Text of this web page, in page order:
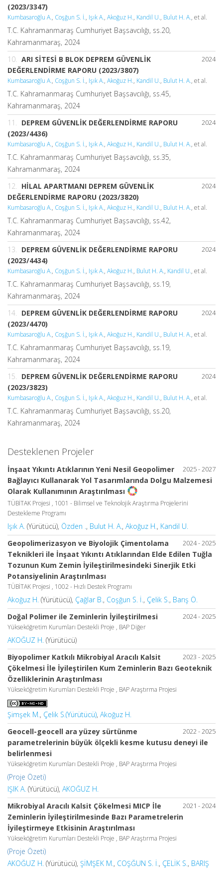
(2023/3347)
Kumbasaroğlu A., Coşğun S. İ., Işık A., Akoğuz H., Kandil U., Bulut H. A., et al.
T.C. Kahramanmaraş Cumhuriyet Başsavcılığı, ss.20,
Kahramanmaraş, 2024
2024
10. ARI SİTESİ B BLOK DEPREM GÜVENLİK
DEĞERLENDİRME RAPORU (2023/3807)
Kumbasaroğlu A., Coşğun S. İ., Işık A., Akoğuz H., Kandil U., Bulut H. A., et al.
T.C. Kahramanmaraş Cumhuriyet Başsavcılığı, ss.45,
Kahramanmaraş, 2024
2024
11. DEPREM GÜVENLİK DEĞERLENDİRME RAPORU
(2023/4436)
Kumbasaroğlu A., Coşğun S. İ., Işık A., Akoğuz H., Kandil U., Bulut H. A., et al.
T.C. Kahramanmaraş Cumhuriyet Başsavcılığı, ss.35,
Kahramanmaraş, 2024
2024
12. HİLAL APARTMANI DEPREM GÜVENLİK
DEĞERLENDİRME RAPORU (2023/3820)
Kumbasaroğlu A., Coşğun S. İ., Işık A., Akoğuz H., Kandil U., Bulut H. A., et al.
T.C. Kahramanmaraş Cumhuriyet Başsavcılığı, ss.42,
Kahramanmaraş, 2024
2024
13. DEPREM GÜVENLİK DEĞERLENDİRME RAPORU
(2023/4434)
Kumbasaroğlu A., Coşğun S. İ., Işık A., Akoğuz H., Bulut H. A., Kandil U., et al.
T.C. Kahramanmaraş Cumhuriyet Başsavcılığı, ss.19,
Kahramanmaraş, 2024
2024
14. DEPREM GÜVENLİK DEĞERLENDİRME RAPORU
(2023/4470)
Kumbasaroğlu A., Coşğun S. İ., Işık A., Akoğuz H., Kandil U., Bulut H. A., et al.
T.C. Kahramanmaraş Cumhuriyet Başsavcılığı, ss.19,
Kahramanmaraş, 2024
2024
15. DEPREM GÜVENLİK DEĞERLENDİRME RAPORU
(2023/3823)
Kumbasaroğlu A., Coşğun S. İ., Işık A., Akoğuz H., Kandil U., Bulut H. A., et al.
T.C. Kahramanmaraş Cumhuriyet Başsavcılığı, ss.20,
Kahramanmaraş, 2024
Desteklenen Projeler
2025 - 2027
İnşaat Yıkıntı Atıklarının Yeni Nesil Geopolimer
Bağlayıcı Kullanarak Yol Tasarımlarında Dolgu Malzemesi
Olarak Kullanımının Araştırılması
TÜBİTAK Projesi , 1001 - Bilimsel ve Teknolojik Araştırma Projelerini
Destekleme Programı
Işık A. (Yürütücü), Özden ., Bulut H. A., Akoğuz H., Kandil U.
2024 - 2025
Geopolimerizasyon ve Biyolojik Çimentolama
Teknikleri ile İnşaat Yıkıntı Atıklarından Elde Edilen Tuğla
Tozunun Kum Zemin İyileştirilmesindeki Sinerjik Etki
Potansiyelinin Araştırılması
TÜBİTAK Projesi , 1002 - Hızlı Destek Programı
Akoğuz H. (Yürütücü), Çağlar B., Coşğun S. İ., Çelik S., Barış Ö.
2024 - 2025
Doğal Polimer ile Zeminlerin İyileştirilmesi
Yükseköğretim Kurumları Destekli Proje , BAP Diğer
AKOĞUZ H. (Yürütücü)
2023 - 2025
Biyopolimer Katkılı Mikrobiyal Aracılı Kalsit
Çökelmesi İle İyileştirilen Kum Zeminlerin Bazı Geoteknik
Özelliklerinin Araştırılması
Yükseköğretim Kurumları Destekli Proje , BAP Araştırma Projesi
Şimşek M., Çelik S.(Yürütücü), Akoğuz H.
2022 - 2025
Geocell-geocell ara yüzey sürtünme
parametrelerinin büyük ölçekli kesme kutusu deneyi ile
belirlenmesi
Yükseköğretim Kurumları Destekli Proje , BAP Araştırma Projesi
(Proje Özeti)
IŞIK A. (Yürütücü), AKOĞUZ H.
2021 - 2024
Mikrobiyal Aracılı Kalsit Çökelmesi MICP İle
Zeminlerin İyileştirilmesinde Bazı Parametrelerin
İyileştirmeye Etkisinin Araştırılması
Yükseköğretim Kurumları Destekli Proje , BAP Araştırma Projesi
(Proje Özeti)
AKOĞUZ H. (Yürütücü), ŞİMŞEK M., COŞĞUN S. İ., ÇELİK S., BARIŞ